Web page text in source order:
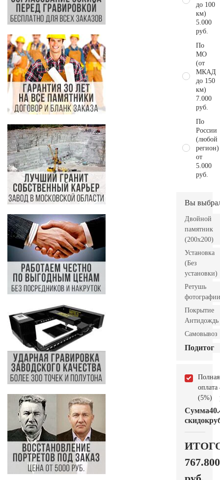
до 100
км)
5.000
руб.
По
МО
(от
МКАД
до 150
км)
7.000
руб.
По
России
(любой
регион)
от
5.000
руб.
Вы
Двойной
памятник
(200х200)
Установка
(Без
установки)
Ретушь
фотографии
Покрытие
Антидождь
Самовывоз
Подитог
Полная
оплата
(5%)
Сумма
скидок
767.800